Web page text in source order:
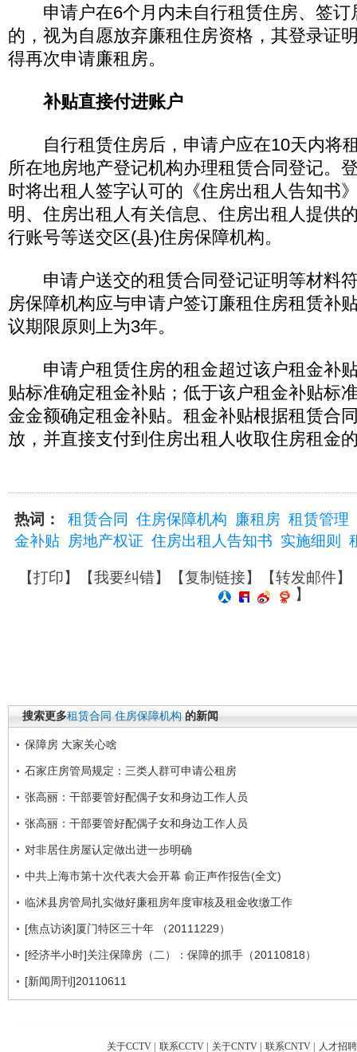
申请户在6个月内未自行租赁住房、签订
的，视为自愿放弃廉租住房资格，其登录证
得再次申请廉租房。
补贴直接付进账户
自行租赁住房后，申请户应在10天内将
所在地房地产登记机构办理租赁合同登记。
时将出租人签字认可的《住房出租人告知书
明、住房出租人有关信息、住房出租人提供
行账号等送交区(县)住房保障机构。
申请户送交的租赁合同登记证明等材料
房保障机构应与申请户签订廉租住房租赁补
议期限原则上为3年。
申请户租赁住房的租金超过该户租金补
贴标准确定租金补贴；低于该户租金补贴标
金金额确定租金补贴。租金补贴根据租赁合
放，并直接支付到住房出租人收取住房租金
热词： 租赁合同 住房保障机构 廉租房 租赁管理
金补贴 房地产权证 住房出租人告知书 实施细则
【打印】【我要纠错】【复制链接】【转发邮件】
】
搜索更多租赁合同 住房保障机构 的新闻
保障房 大家关心啥
石家庄房管局规定：三类人群可申请公租房
张高丽：干部要管好配偶子女和身边工作人员
张高丽：干部要管好配偶子女和身边工作人员
对非居住房屋认定做出进一步明确
中共上海市第十次代表大会开幕 俞正声作报告(全文)
临沭县房管局扎实做好廉租房年度审核及租金收缴工作
[焦点访谈]厦门特区三十年 （20111229）
[经济半小时]关注保障房（二）：保障的抓手（20110818）
[新闻周刊]20110611
关于CCTV | 联系CCTV | 关于CNTV | 联系CNTV | 人才招聘